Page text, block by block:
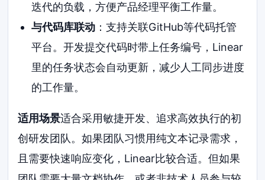
迭代的负载，方便产品经理平衡工作量。
与代码库联动：支持关联GitHub等代码托管
平台。开发提交代码时带上任务编号，Linear
里的任务状态会自动更新，减少人工同步进度
的工作量。
适用场景适合采用敏捷开发、追求高效执行的初
创研发团队。如果团队习惯用纯文本记录需求，
且需要快速响应变化，Linear比较合适。但如果